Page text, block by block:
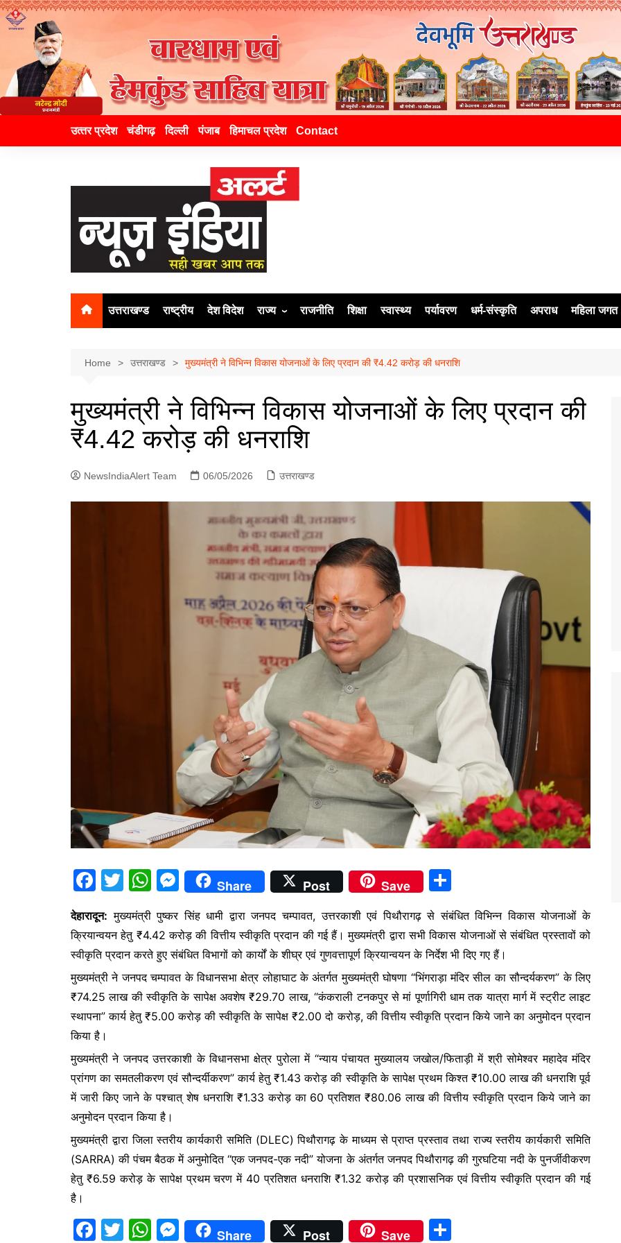
उत्‍तर प्रदेश चंडीगढ़ दिल्ली पंजाब हिमाचल प्रदेश Contact
उत्तराखण्ड राष्ट्रीय देश विदेश राज्य
दिल्ली
पंजाब
चंडीगढ़
राजनीति शिक्षा स्वास्थ्य पर्यावरण धर्म-संस्कृति अपराध महिला जगत
Home उत्तराखण्ड मुख्यमंत्री ने विभिन्न विकास योजनाओं के लिए प्रदान की ₹4.42 करोड़ की धनराशि
मुख्यमंत्री ने विभिन्न विकास योजनाओं के लिए प्रदान की
₹4.42 करोड़ की धनराशि
NewsIndiaAlert Team 06/05/2026 उत्तराखण्ड
F
c
e
b
o
o
k
T
itt
er
W
at
s
A
p
p
M
e
s
s
e
n
g
Share Post Save
ar
e
देहारादून: मुख्यमंत्री पुष्कर सिंह धामी द्वारा जनपद चम्पावत, उत्तरकाशी एवं पिथौरागढ़ से संबंधित विभिन्न विकास योजनाओं के
क्रियान्वयन हेतु ₹4.42 करोड़ की वित्तीय स्वीकृति प्रदान की गई हैं। मुख्यमंत्री द्वारा सभी विकास योजनाओं से संबंधित प्रस्तावों को
स्वीकृति प्रदान करते हुए संबंधित विभागों को कार्यों के शीघ्र एवं गुणवत्तापूर्ण क्रियान्वयन के निर्देश भी दिए गए हैं।
मुख्यमंत्री ने जनपद चम्पावत के विधानसभा क्षेत्र लोहाघाट के अंतर्गत मुख्यमंत्री घोषणा “भिंगराड़ा मंदिर सील का सौन्दर्यकरण” के लिए
₹74.25 लाख की स्वीकृति के सापेक्ष अवशेष ₹29.70 लाख, “कंकराली टनकपुर से मां पूर्णागिरी धाम तक यात्रा मार्ग में स्ट्रीट लाइट
स्थापना” कार्य हेतु ₹5.00 करोड़ की स्वीकृति के सापेक्ष ₹2.00 दो करोड़, की वित्तीय स्वीकृति प्रदान किये जाने का अनुमोदन प्रदान
किया है।
मुख्यमंत्री ने जनपद उत्तरकाशी के विधानसभा क्षेत्र पुरोला में “न्याय पंचायत मुख्यालय जखोल/फिताड़ी में श्री सोमेश्वर महादेव मंदिर
प्रांगण का समतलीकरण एवं सौन्दर्यीकरण” कार्य हेतु ₹1.43 करोड़ की स्वीकृति के सापेक्ष प्रथम किश्त ₹10.00 लाख की धनराशि पूर्व
में जारी किए जाने के पश्चात् शेष धनराशि ₹1.33 करोड़ का 60 प्रतिशत ₹80.06 लाख की वित्तीय स्वीकृति प्रदान किये जाने का
अनुमोदन प्रदान किया है।
मुख्यमंत्री द्वारा जिला स्तरीय कार्यकारी समिति (DLEC) पिथौरागढ़ के माध्यम से प्राप्त प्रस्ताव तथा राज्य स्तरीय कार्यकारी समिति
(SARRA) की पंचम बैठक में अनुमोदित “एक जनपद-एक नदी” योजना के अंतर्गत जनपद पिथौरागढ़ की गुरघटिया नदी के पुनर्जीवीकरण
हेतु ₹6.59 करोड़ के सापेक्ष प्रथम चरण में 40 प्रतिशत धनराशि ₹1.32 करोड़ की प्रशासनिक एवं वित्तीय स्वीकृति प्रदान की गई
है।
F
T
W M
Share Post Save